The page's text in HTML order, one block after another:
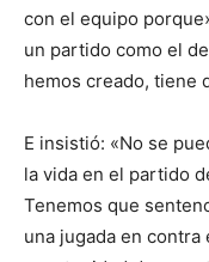
con el equipo
un partido como el
hemos creado, tiene
E insistió: «No se
la vida en el partido
Tenemos que
una jugada en